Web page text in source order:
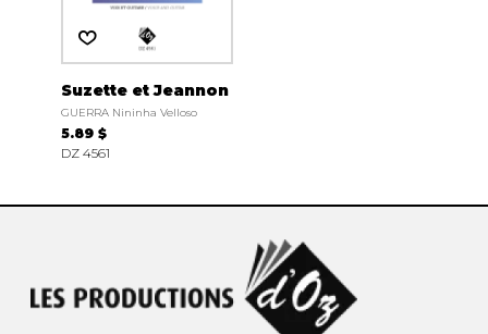
Suzette et Jeannon
GUERRA Nininha Velloso
5.89 $
DZ 4561